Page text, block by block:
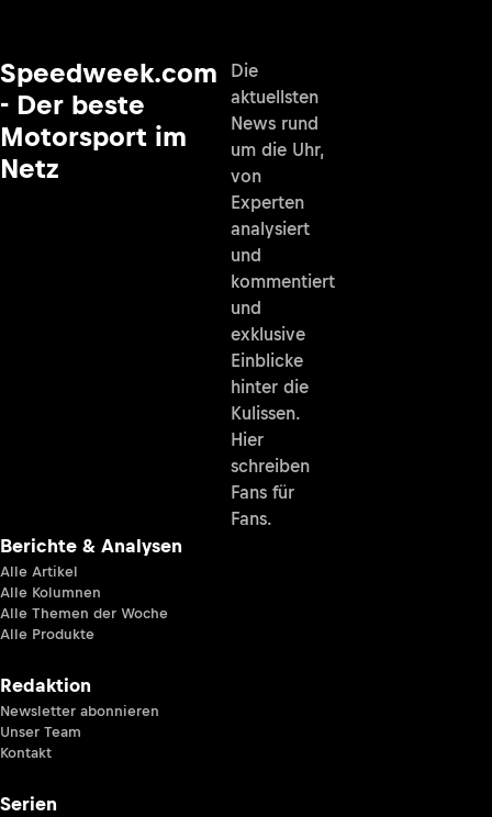
Speedweek.com
- Der beste
Motorsport im
Netz
Die
aktuellsten
News rund
um die Uhr,
von
Experten
analysiert
und
kommentiert
und
exklusive
Einblicke
hinter die
Kulissen.
Hier
schreiben
Fans für
Fans.
Berichte & Analysen
Alle Artikel
Alle Kolumnen
Alle Themen der Woche
Alle Produkte
Redaktion
Newsletter abonnieren
Unser Team
Kontakt
Serien